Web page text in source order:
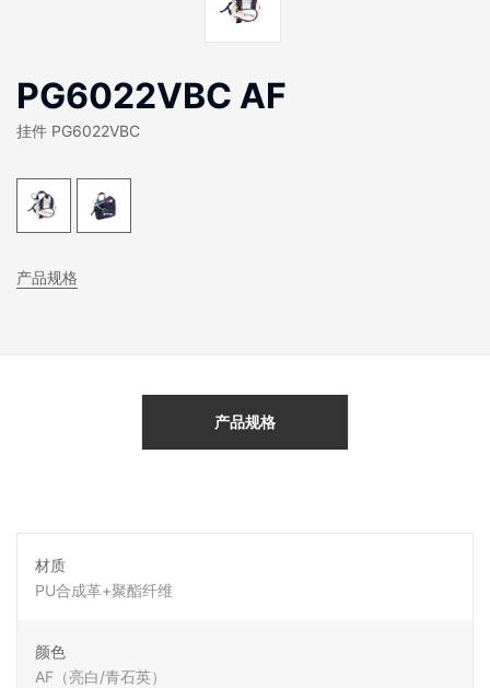
PG6022VBC AF
挂件 PG6022VBC
产品规格
产品规格
材质
PU合成革+聚酯纤维
颜色
AF（亮白/青石英）